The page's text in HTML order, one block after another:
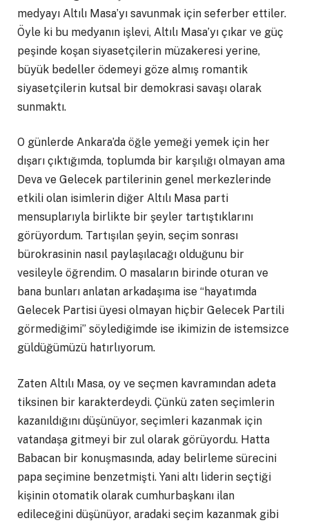
medyayı Altılı Masa’yı savunmak için seferber ettiler.
Öyle ki bu medyanın işlevi, Altılı Masa’yı çıkar ve güç
peşinde koşan siyasetçilerin müzakeresi yerine,
büyük bedeller ödemeyi göze almış romantik
siyasetçilerin kutsal bir demokrasi savaşı olarak
sunmaktı.
O günlerde Ankara’da öğle yemeği yemek için her
dışarı çıktığımda, toplumda bir karşılığı olmayan ama
Deva ve Gelecek partilerinin genel merkezlerinde
etkili olan isimlerin diğer Altılı Masa parti
mensuplarıyla birlikte bir şeyler tartıştıklarını
görüyordum. Tartışılan şeyin, seçim sonrası
bürokrasinin nasıl paylaşılacağı olduğunu bir
vesileyle öğrendim. O masaların birinde oturan ve
bana bunları anlatan arkadaşıma ise “hayatımda
Gelecek Partisi üyesi olmayan hiçbir Gelecek Partili
görmediğimi” söylediğimde ise ikimizin de istemsizce
güldüğümüzü hatırlıyorum.
Zaten Altılı Masa, oy ve seçmen kavramından adeta
tiksinen bir karakterdeydi. Çünkü zaten seçimlerin
kazanıldığını düşünüyor, seçimleri kazanmak için
vatandaşa gitmeyi bir zul olarak görüyordu. Hatta
Babacan bir konuşmasında, aday belirleme sürecini
papa seçimine benzetmişti. Yani altı liderin seçtiği
kişinin otomatik olarak cumhurbaşkanı ilan
edileceğini düşünüyor, aradaki seçim kazanmak gibi